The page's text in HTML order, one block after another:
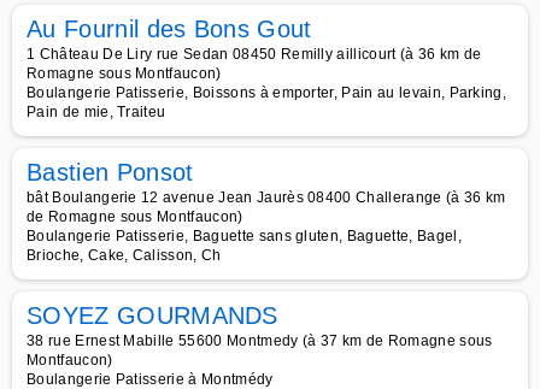
Au Fournil des Bons Gout
1 Château De Liry rue Sedan 08450 Remilly aillicourt (à 36 km de
Romagne sous Montfaucon)
Boulangerie Patisserie, Boissons à emporter, Pain au levain, Parking,
Pain de mie, Traiteu
Bastien Ponsot
bât Boulangerie 12 avenue Jean Jaurès 08400 Challerange (à 36 km
de Romagne sous Montfaucon)
Boulangerie Patisserie, Baguette sans gluten, Baguette, Bagel,
Brioche, Cake, Calisson, Ch
SOYEZ GOURMANDS
38 rue Ernest Mabille 55600 Montmedy (à 37 km de Romagne sous
Montfaucon)
Boulangerie Patisserie à Montmédy